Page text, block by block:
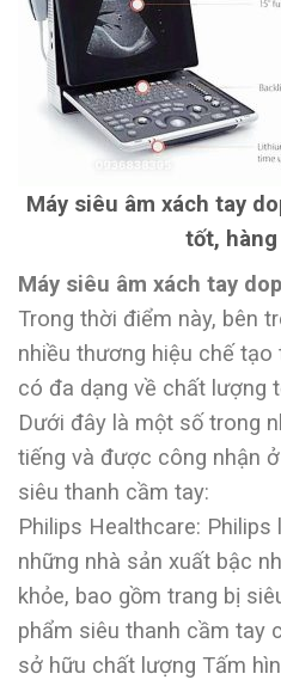
Máy siêu âm xách tay
tốt,
Máy siêu âm xách tay
Trong thời điểm này, bên
nhiều thương hiệu chế
có đa dạng về chất lượng
Dưới đây là một số trong
tiếng và được công nhận
siêu thanh cầm tay:
Philips Healthcare:
những nhà sản xuất bậc
khỏe, bao gồm trang bị
phẩm siêu thanh cầm tay
sở hữu chất lượng Tấm